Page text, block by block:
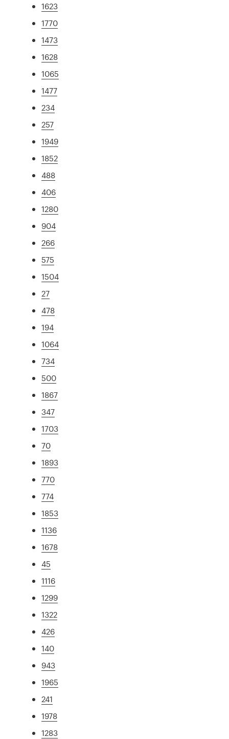
1623
1770
1473
1628
1065
1477
234
257
1949
1852
488
406
1280
904
266
575
1504
27
478
194
1064
734
500
1867
347
1703
70
1893
770
774
1853
1136
1678
45
1116
1299
1322
426
140
943
1965
241
1978
1283